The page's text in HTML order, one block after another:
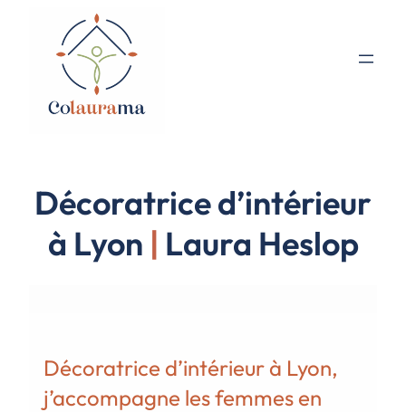
Décoratrice d’intérieur
à Lyon | Laura Heslop
Décoratrice d’intérieur à Lyon,
j’accompagne les femmes en